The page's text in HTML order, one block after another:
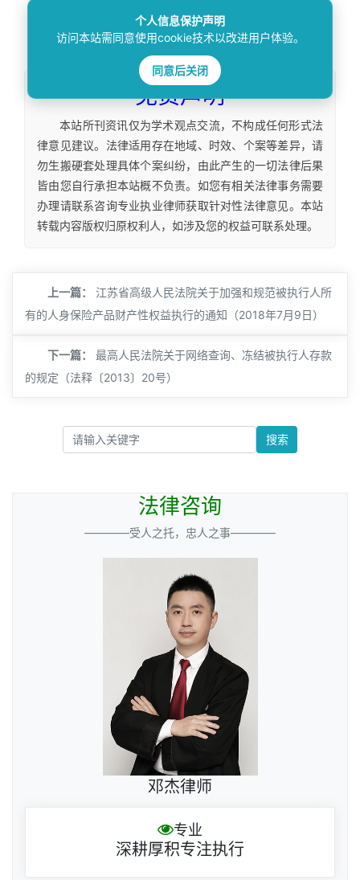
本文标签：
免责声明
本站所刊资讯仅为学术观点交流，不构成任何形式法
律意见建议。法律适用存在地域、时效、个案等差异，请
勿生搬硬套处理具体个案纠纷，由此产生的一切法律后果
皆由您自行承担本站概不负责。如您有相关法律事务需要
办理请联系咨询专业执业律师获取针对性法律意见。本站
转载内容版权归原权利人，如涉及您的权益可联系处理。
上一篇：
江苏省高级人民法院关于加强和规范被执行人所
有的人身保险产品财产性权益执行的通知（2018年7月9日）
下一篇：
最高人民法院关于网络查询、冻结被执行人存款
的规定（法释〔2013〕20号）
搜索
法律咨询
————受人之托，忠人之事————
邓杰律师
专业
深耕厚积专注执行
个人信息保护声明
访问本站需同意使用cookie技术以改进用户体验。
同意后关闭